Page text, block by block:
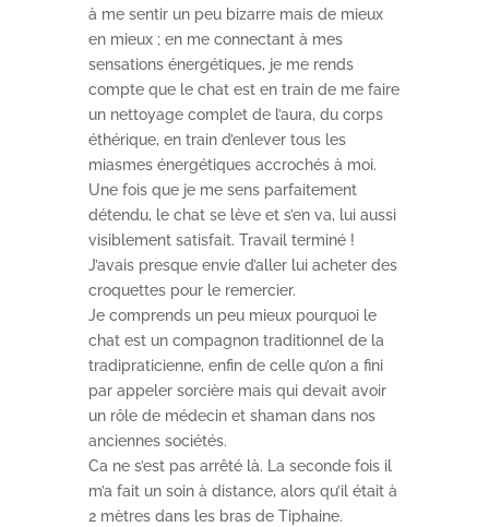
à me sentir un peu bizarre mais de mieux
en mieux ; en me connectant à mes
sensations énergétiques, je me rends
compte que le chat est en train de me faire
un nettoyage complet de l’aura, du corps
éthérique, en train d’enlever tous les
miasmes énergétiques accrochés à moi.
Une fois que je me sens parfaitement
détendu, le chat se lève et s’en va, lui aussi
visiblement satisfait. Travail terminé !
J’avais presque envie d’aller lui acheter des
croquettes pour le remercier.
Je comprends un peu mieux pourquoi le
chat est un compagnon traditionnel de la
tradipraticienne, enfin de celle qu’on a fini
par appeler sorcière mais qui devait avoir
un rôle de médecin et shaman dans nos
anciennes sociétés.
Ca ne s’est pas arrêté là. La seconde fois il
m’a fait un soin à distance, alors qu’il était à
2 mètres dans les bras de Tiphaine.